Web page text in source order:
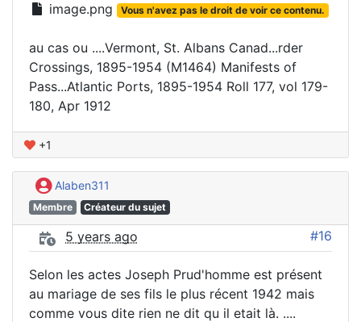
image.png Vous n'avez pas le droit de voir ce contenu.
au cas ou ....Vermont, St. Albans Canad...rder
Crossings, 1895-1954 (M1464) Manifests of
Pass...Atlantic Ports, 1895-1954 Roll 177, vol 179-
180, Apr 1912
+1
Alaben311
Membre Créateur du sujet
5 years ago #16
Selon les actes Joseph Prud'homme est présent
au mariage de ses fils le plus récent 1942 mais
comme vous dite rien ne dit qu il etait là. ....